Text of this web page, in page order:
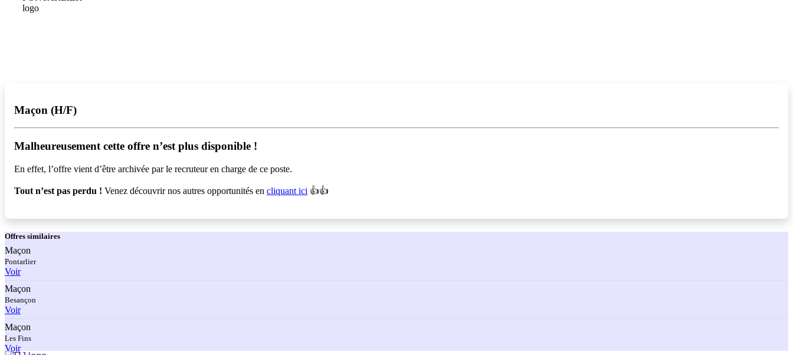
Maçon (H/F)
Malheureusement cette offre n’est plus disponible !️
En effet, l’offre vient d’être archivée par le recruteur en charge de ce poste.
Tout n’est pas perdu ! Venez découvrir nos autres opportunités en cliquant ici 👍👍
Offres similaires
Maçon
Pontarlier
Voir
Maçon
Besançon
Voir
Maçon
Les Fins
Voir